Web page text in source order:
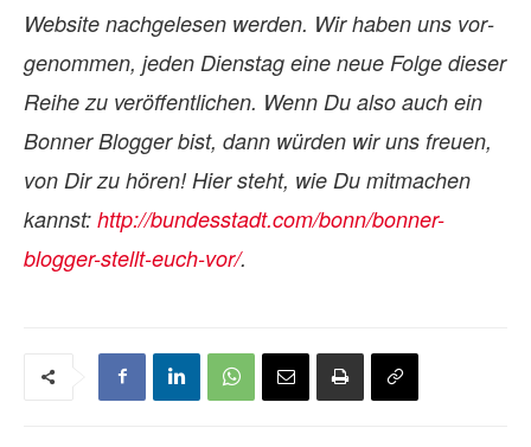
Web­site nach­ge­le­sen wer­den. Wir ha­ben uns vor­
ge­nom­men, je­den Diens­tag eine neue Folge die­ser
Reihe zu ver­öf­fent­li­chen. Wenn Du also auch ein
Bon­ner Blog­ger bist, dann wür­den wir uns freuen,
von Dir zu hö­ren! Hier steht, wie Du mit­ma­chen
kannst: http://bundesstadt.com/bonn/bonner-
blogger-stellt-euch-vor/.